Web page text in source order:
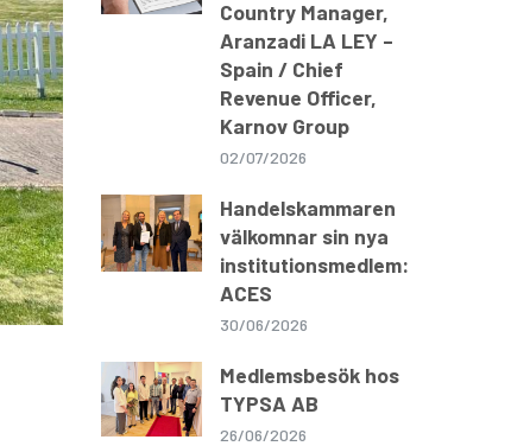
Country Manager,
Aranzadi LA LEY –
Spain / Chief
Revenue Officer,
Karnov Group
02/07/2026
Handelskammaren
välkomnar sin nya
institutionsmedlem:
ACES
30/06/2026
Medlemsbesök hos
TYPSA AB
26/06/2026